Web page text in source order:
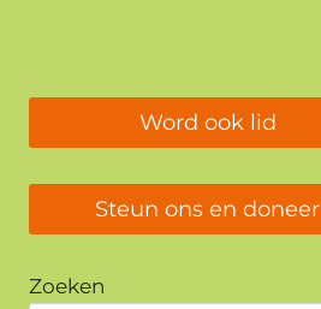
Word ook lid
Steun ons en doneer
Zoeken